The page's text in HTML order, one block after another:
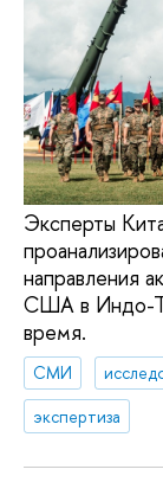
Эксперты
направления
США в Индо-
время.
СМИ
экспертиза